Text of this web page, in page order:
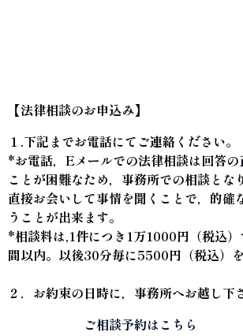
【法律相談のお申込み】
１.下記までお電話にてご連絡ください。
*お電話，Eメールでの法律相談は回答の
ことが困難なため，事務所での相談とな
直接お会いして事情を聞くことで，的確
うことが出来ます。
*相談料は,1件につき1万1000円（税込
間以内。以後30分毎に5500円（税込）を
２．お約束の日時に，事務所へお越し下
ご相談予約はこちら